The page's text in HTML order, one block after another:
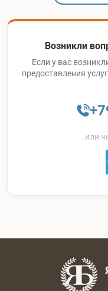
Возникли
Если у вас
предоставления
или